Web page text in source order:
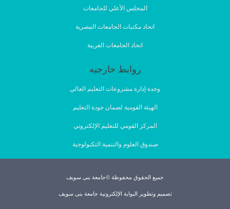
المجلس الأعلي للجامعات
اتحاد مكتبات الجامعات المصرية
اتحاد الجامعات العربية
روابط خارجيه
وحدة إدارة مشروعات التعليم العالي
الهيئة القومية لضمان جودة التعليم
المركز القومي للتعليم الإلكتروني
صندوق العلوم والتنمية التكنولوجية
جميع الحقوق محفوظة ©جامعة بنى سويف
تصميم وتطوير البوابة الإلكترونية جامعة بنى سويف